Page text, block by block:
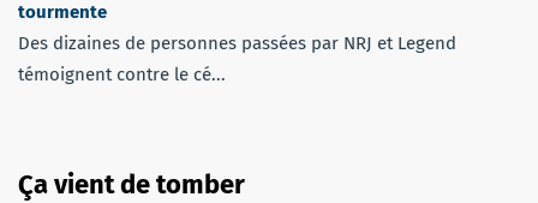
tourmente
Des dizaines de personnes passées par NRJ et Legend
témoignent contre le cé...
Ça vient de tomber